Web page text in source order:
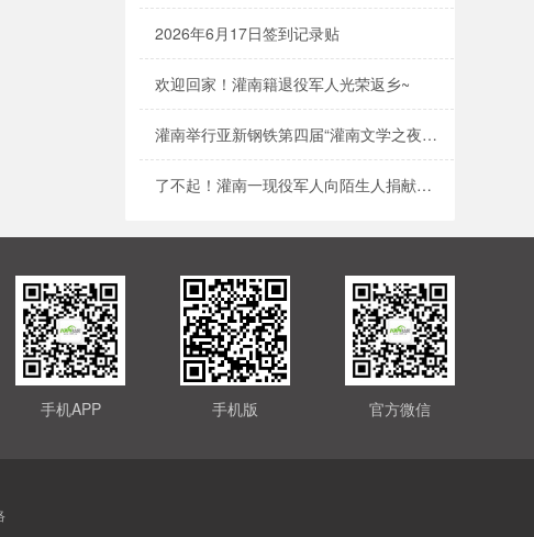
2026年6月17日签到记录贴
欢迎回家！灌南籍退役军人光荣返乡~
灌南举行亚新钢铁第四届“灌南文学之夜”暨
了不起！灌南一现役军人向陌生人捐献造血干
官方微信
手机版
手机APP